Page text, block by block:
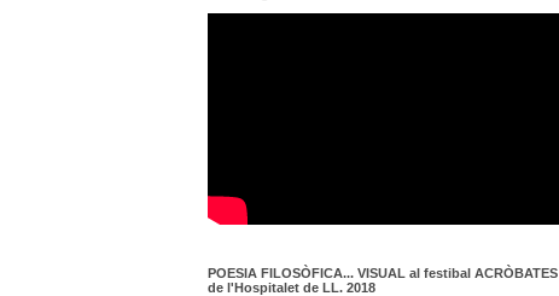
POESIA FILOSÒFICA... VISUAL al festibal ACRÒBATES
de l'Hospitalet de LL. 2018